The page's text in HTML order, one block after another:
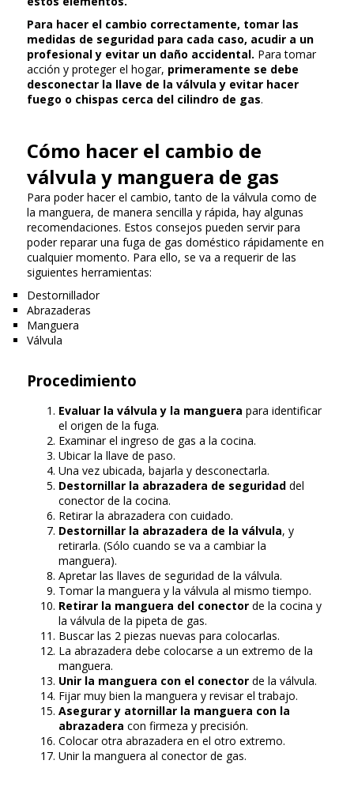
Para hacer el cambio correctamente, tomar las
medidas de seguridad para cada caso, acudir a un
profesional y evitar un daño accidental. Para tomar
acción y proteger el hogar, primeramente se debe
desconectar la llave de la válvula y evitar hacer
fuego o chispas cerca del cilindro de gas.
Cómo hacer el cambio de
válvula y manguera de gas
Para poder hacer el cambio, tanto de la válvula como de
la manguera, de manera sencilla y rápida, hay algunas
recomendaciones. Estos consejos pueden servir para
poder reparar una fuga de gas doméstico rápidamente en
cualquier momento. Para ello, se va a requerir de las
siguientes herramientas:
Destornillador
Abrazaderas
Manguera
Válvula
Procedimiento
Evaluar la válvula y la manguera para identificar
el origen de la fuga.
Examinar el ingreso de gas a la cocina.
Ubicar la llave de paso.
Una vez ubicada, bajarla y desconectarla.
Destornillar la abrazadera de seguridad del
conector de la cocina.
Retirar la abrazadera con cuidado.
Destornillar la abrazadera de la válvula, y
retirarla. (Sólo cuando se va a cambiar la
manguera).
Apretar las llaves de seguridad de la válvula.
Tomar la manguera y la válvula al mismo tiempo.
Retirar la manguera del conector de la cocina y
la válvula de la pipeta de gas.
Buscar las 2 piezas nuevas para colocarlas.
La abrazadera debe colocarse a un extremo de la
manguera.
Unir la manguera con el conector de la válvula.
Fijar muy bien la manguera y revisar el trabajo.
Asegurar y atornillar la manguera con la
abrazadera con firmeza y precisión.
Colocar otra abrazadera en el otro extremo.
Unir la manguera al conector de gas.